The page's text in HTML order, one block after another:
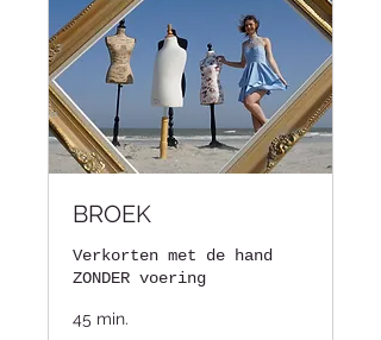
BROEK
Verkorten met de hand
ZONDER voering
45 min.